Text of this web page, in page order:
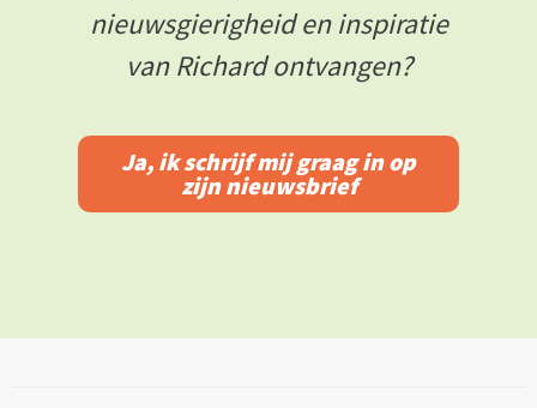
nieuwsgierigheid en inspiratie
van Richard ontvangen?
Ja, ik schrijf mij graag in op
zijn nieuwsbrief